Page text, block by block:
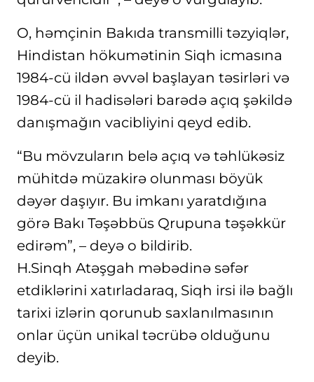
O, həmçinin Bakıda transmilli təzyiqlər,
Hindistan hökumətinin Siqh icmasına
1984-cü ildən əvvəl başlayan təsirləri və
1984-cü il hadisələri barədə açıq şəkildə
danışmağın vacibliyini qeyd edib.
“Bu mövzuların belə açıq və təhlükəsiz
mühitdə müzakirə olunması böyük
dəyər daşıyır. Bu imkanı yaratdığına
görə Bakı Təşəbbüs Qrupuna təşəkkür
edirəm”, – deyə o bildirib.
H.Sinqh Atəşgah məbədinə səfər
etdiklərini xatırladaraq, Siqh irsi ilə bağlı
tarixi izlərin qorunub saxlanılmasının
onlar üçün unikal təcrübə olduğunu
deyib.